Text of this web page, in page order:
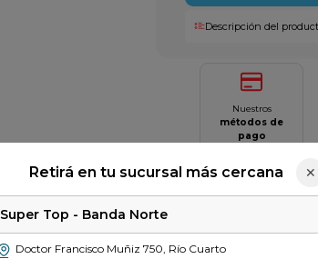
Retirá en tu sucursal más cercana ✕
Super Top - Banda Norte
Doctor Francisco Muñiz 750, Río Cuarto
Descripción del
Nuestros
métodos de
pago